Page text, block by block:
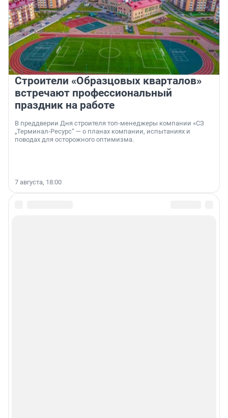
Строители «Образцовых кварталов»
встречают профессиональный
праздник на работе
В преддверии Дня строителя топ-менеджеры компании «СЗ
„Терминал-Ресурс“ — о планах компании, испытаниях и
поводах для осторожного оптимизма.
7 августа, 18:00